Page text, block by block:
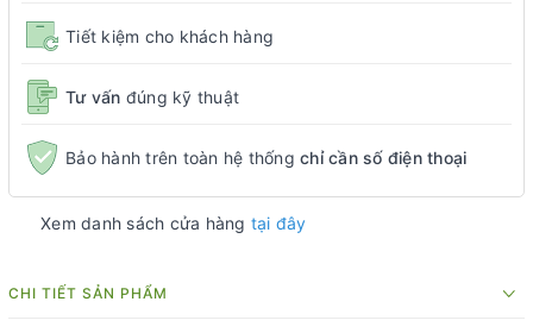
Tiết kiệm cho khách hàng
Tư vấn đúng kỹ thuật
Bảo hành trên toàn hệ thống chỉ cần số điện thoại
Xem danh sách cửa hàng tại đây
CHI TIẾT SẢN PHẨM